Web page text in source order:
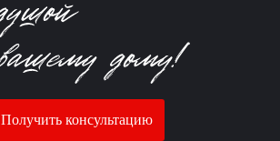
Получить консультацию